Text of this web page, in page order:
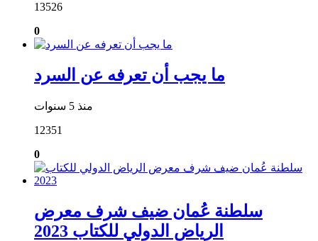
13526
0
ما يجب أن تعرفه عن السرد
منذ 5 سنوات
12351
0
سلطنة عُمان ضيف شرف معرض
الرياض الدولي للكتاب 2023